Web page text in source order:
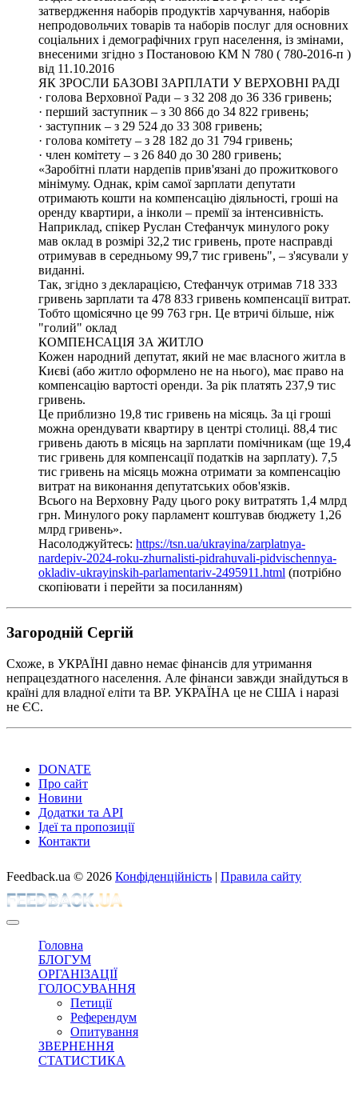
затвердження наборів продуктів харчування, наборів
непродовольчих товарів та наборів послуг для основних
соціальних і демографічних груп населення, із змінами,
внесеними згідно з Постановою КМ N 780 ( 780-2016-п )
від 11.10.2016
ЯК ЗРОСЛИ БАЗОВІ ЗАРПЛАТИ У ВЕРХОВНІ РАДІ
· голова Верховної Ради – з 32 208 до 36 336 гривень;
· перший заступник – з 30 866 до 34 822 гривень;
· заступник – з 29 524 до 33 308 гривень;
· голова комітету – з 28 182 до 31 794 гривень;
· член комітету – з 26 840 до 30 280 гривень;
«Заробітні плати нардепів прив'язані до прожиткового
мінімуму. Однак, крім самої зарплати депутати
отримають кошти на компенсацію діяльності, гроші на
оренду квартири, а інколи – премії за інтенсивність.
Наприклад, спікер Руслан Стефанчук минулого року
мав оклад в розмірі 32,2 тис гривень, проте насправді
отримував в середньому 99,7 тис гривень", – з'ясували у
виданні.
Так, згідно з декларацією, Стефанчук отримав 718 333
гривень зарплати та 478 833 гривень компенсації витрат.
Тобто щомісячно це 99 763 грн. Це втричі більше, ніж
"голий" оклад
КОМПЕНСАЦІЯ ЗА ЖИТЛО
Кожен народний депутат, який не має власного житла в
Києві (або житло оформлено не на нього), має право на
компенсацію вартості оренди. За рік платять 237,9 тис
гривень.
Це приблизно 19,8 тис гривень на місяць. За ці гроші
можна орендувати квартиру в центрі столиці. 88,4 тис
гривень дають в місяць на зарплати помічникам (ще 19,4
тис гривень для компенсації податків на зарплату). 7,5
тис гривень на місяць можна отримати за компенсацію
витрат на виконання депутатських обов'язків.
Всього на Верховну Раду цього року витратять 1,4 млрд
грн. Минулого року парламент коштував бюджету 1,26
млрд гривень».
Насолоджуйтесь: https://tsn.ua/ukrayina/zarplatnya-
nardepiv-2024-roku-zhurnalisti-pidrahuvali-pidvischennya-
okladiv-ukrayinskih-parlamentariv-2495911.html (потрібно
скопіювати і перейти за посиланням)
Загородній Сергій
Схоже, в УКРАЇНІ давно немає фінансів для утримання
непрацездатного населення. Але фінанси завжди знайдуться в
країні для владної еліти та ВР. УКРАЇНА це не США і наразі
не ЄС.
DONATE
Про сайт
Новини
Додатки та API
Ідеї та пропозиції
Контакти
Feedback.ua © 2026 Конфіденційність | Правила сайту
Головна
БЛОГУМ
ОРГАНІЗАЦІЇ
ГОЛОСУВАННЯ
Петиції
Референдум
Опитування
ЗВЕРНЕННЯ
СТАТИСТИКА